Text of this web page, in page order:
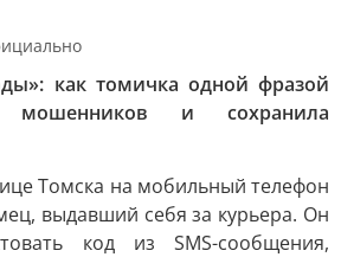
как томичка одной фразой
мошенников и сохранила
Томска на мобильный телефон
выдавший себя за курьера. Он
код из SMS-сообщения,